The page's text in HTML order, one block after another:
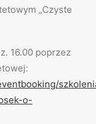
„Czyste
16.00 poprzez
o-